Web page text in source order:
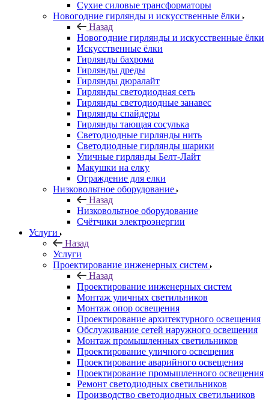
Сухие силовые трансформаторы
Новогодние гирлянды и искусственные ёлки
Назад
Новогодние гирлянды и искусственные ёлки
Искусственные ёлки
Гирлянды бахрома
Гирлянды дреды
Гирлянды дюралайт
Гирлянды светодиодная сеть
Гирлянды светодиодные занавес
Гирлянды спайдеры
Гирлянды тающая сосулька
Светодиодные гирлянды нить
Светодиодные гирлянды шарики
Уличные гирлянды Белт-Лайт
Макушки на елку
Ограждение для елки
Низковольтное оборудование
Назад
Низковольтное оборудование
Счётчики электроэнергии
Услуги
Назад
Услуги
Проектирование инженерных систем
Назад
Проектирование инженерных систем
Монтаж уличных светильников
Монтаж опор освещения
Проектирование архитектурного освещения
Обслуживание сетей наружного освещения
Монтаж промышленных светильников
Проектирование уличного освещения
Проектирование аварийного освещения
Проектирование промышленного освещения
Ремонт светодиодных светильников
Производство светодиодных светильников